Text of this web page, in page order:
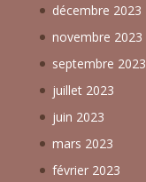
décembre 2023
novembre 2023
septembre 2023
juillet 2023
juin 2023
mars 2023
février 2023